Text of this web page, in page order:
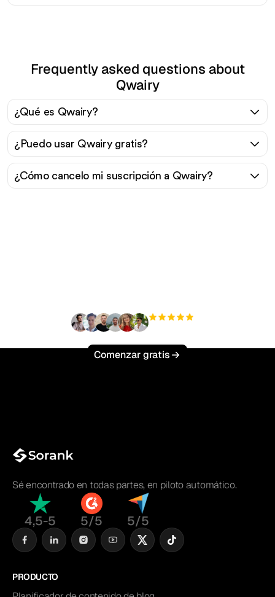
Frequently asked questions about
Qwairy
¿Qué es Qwairy?
¿Puedo usar Qwairy gratis?
¿Cómo cancelo mi suscripción a Qwairy?
Comenzar gratis
Sé encontrado en todas partes, en piloto automático.
4,5-5 5/5 5/5
PRODUCTO